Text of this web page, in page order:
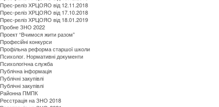
Прес-реліз ХРЦОЯО від 12.11.2018
Прес-реліз ХРЦОЯО від 17.10.2018
Прес-реліз ХРЦОЯО від 18.01.2019
Пробне ЗНО 2022
Проект “Вчимося жити разом”
Професійні конкурси
Профільна реформа старшої школи
Психолог. Нормативні документи
Психологічна служба
Публічна інформація
Публічні закупівлі
Публічні закупівлі
Районна ПМПК
Реєстрація на ЗНО 2018